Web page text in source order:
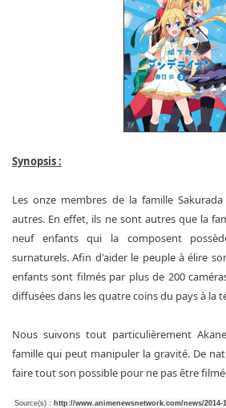
Synopsis :
Les onze membres de la famille
autres. En effet, ils ne sont autres que la
neuf enfants qui la composent
surnaturels. Afin d'aider le peuple à élire
enfants sont filmés par plus de 200
diffusées dans les quatre coins du pays à la
Nous suivons tout particulièrement
famille qui peut manipuler la gravité. De
faire tout son possible pour ne pas être
Source(s) : http://www.animenewsnetwork.com/news/